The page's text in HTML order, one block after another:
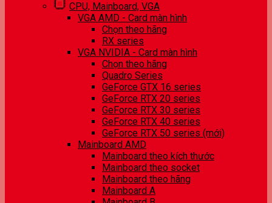
CPU, Mainboard, VGA
VGA AMD - Card màn hình
Chọn theo hãng
RX series
VGA NVIDIA - Card màn hình
Chọn theo hãng
Quadro Series
GeForce GTX 16 series
GeForce RTX 20 series
GeForce RTX 30 series
GeForce RTX 40 series
GeForce RTX 50 series (mới)
Mainboard AMD
Mainboard theo kích thước
Mainboard theo socket
Mainboard theo hãng
Mainboard A